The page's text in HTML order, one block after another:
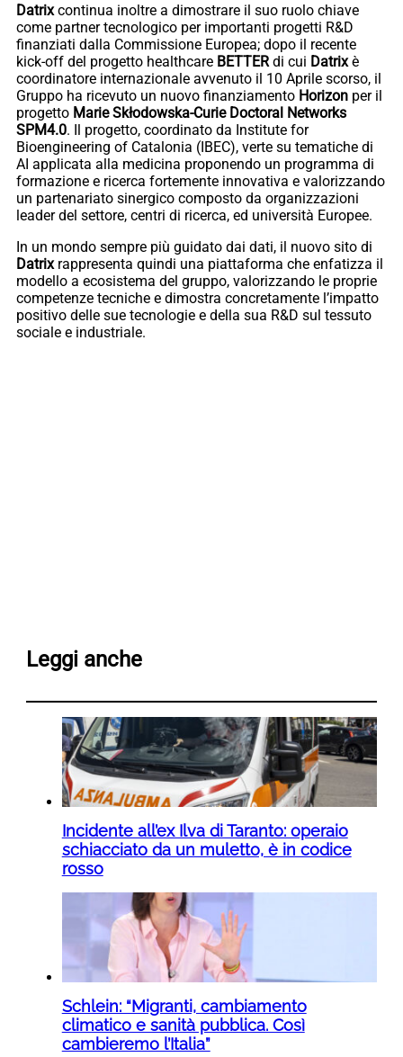
Datrixcontinua inoltre a dimostrare il suo ruolo chiave
come partner tecnologico per importanti progetti R&D
finanziati dalla Commissione Europea; dopo il recente
kick-off del progetto healthcare BETTER di cui Datrixè
coordinatore internazionale avvenuto il 10 Aprile scorso, il
Gruppo ha ricevuto un nuovo finanziamento Horizon per il
progetto Marie Skłodowska-Curie Doctoral Networks
SPM4.0. Il progetto, coordinato da Institute for
Bioengineering of Catalonia (IBEC), verte su tematiche di
AI applicata alla medicina proponendo un programma di
formazione e ricerca fortemente innovativa e valorizzando
un partenariato sinergico composto da organizzazioni
leader del settore, centri di ricerca, ed università Europee.
In un mondo sempre più guidato dai dati, il nuovo sito di
Datrixrappresenta quindi una piattaforma che enfatizza il
modello a ecosistema del gruppo, valorizzando le proprie
competenze tecniche e dimostra concretamente l’impatto
positivo delle sue tecnologie e della sua R&D sul tessuto
sociale e industriale.
Leggi anche
Incidente all’ex Ilva di Taranto: operaio
schiacciato da un muletto, è in codice
rosso
Schlein: “Migranti, cambiamento
climatico e sanità pubblica. Così
cambieremo l’Italia”